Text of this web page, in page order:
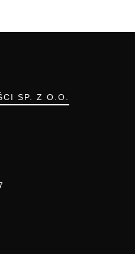
SP. Z O.O.